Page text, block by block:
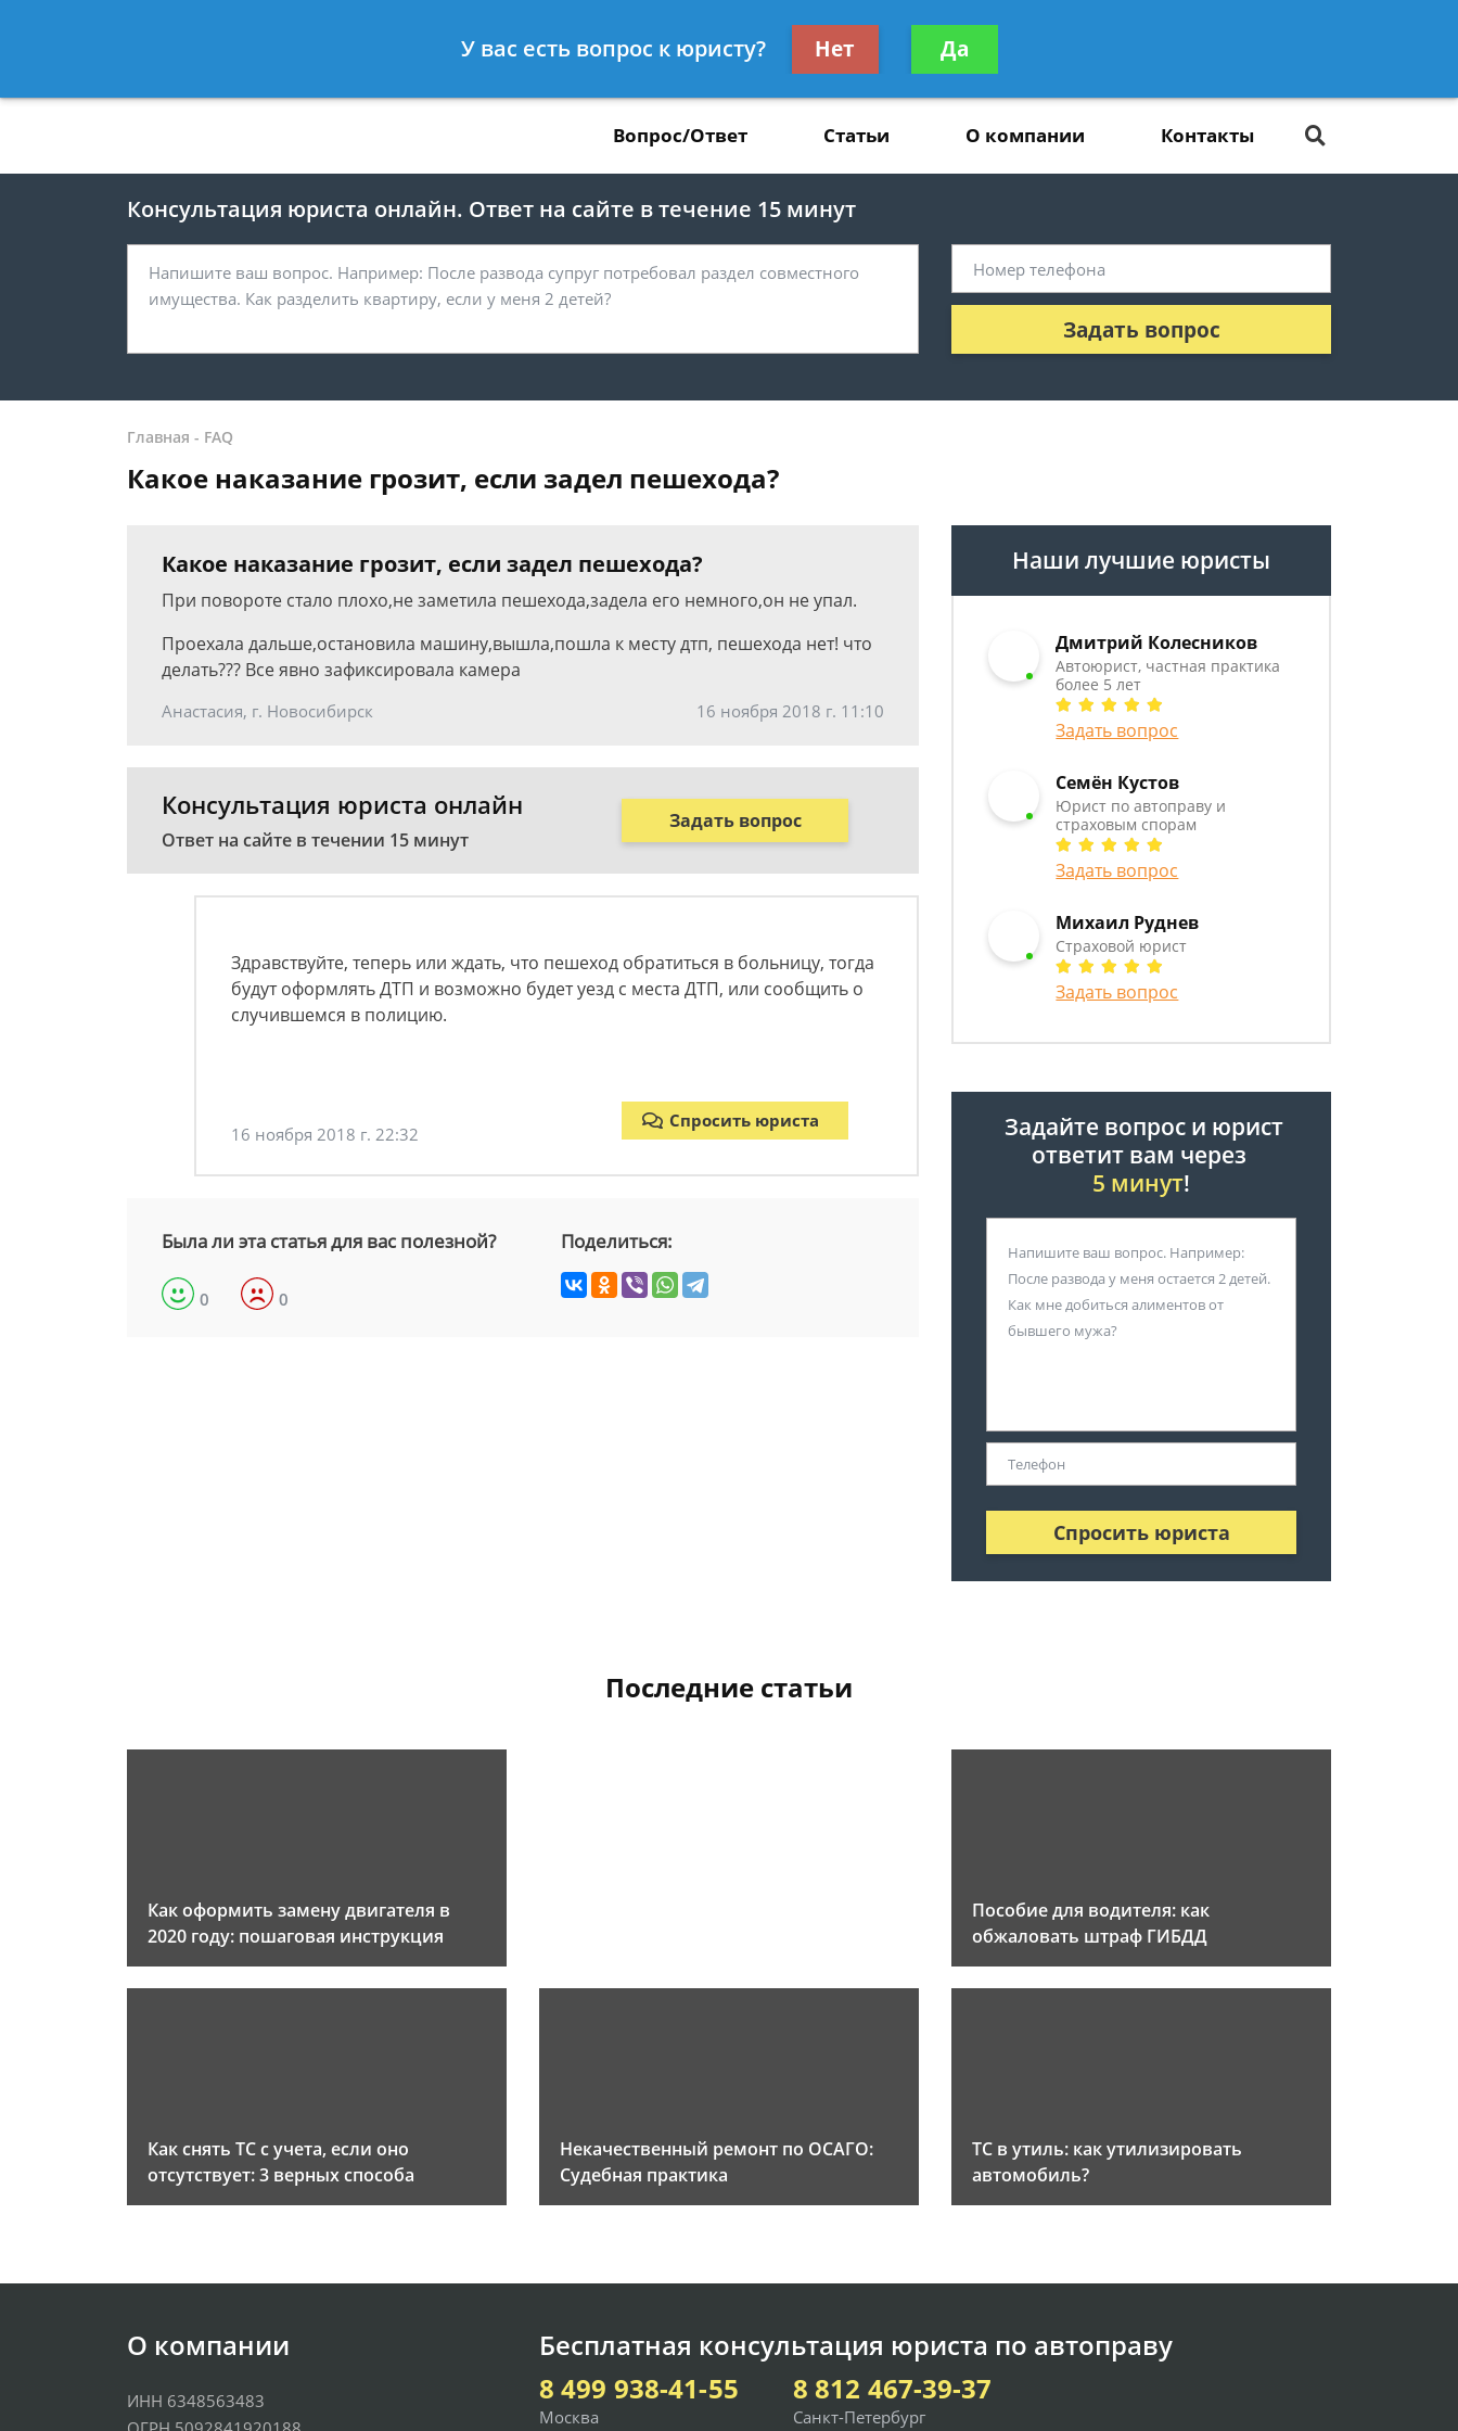
8 812 467-39-37
Получите консультацию
бесплатно
Вопрос/Ответ Статьи О компании Контакты
Консультация юриста онлайн. Ответ на сайте в течение 15 минут
Задать вопрос
Главная - FAQ
Какое наказание грозит, если задел пешехода?
Какое наказание грозит, если задел пешехода?
При повороте стало плохо,не заметила пешехода,задела его немного,он не упал.
Проехала дальше,остановила машину,вышла,пошла к месту дтп, пешехода нет! что
делать??? Все явно зафиксировала камера
Анастасия, г. Новосибирск 16 ноября 2018 г. 11:10
Консультация юриста онлайн
Ответ на сайте в течении 15 минут
Задать вопрос
Здравствуйте, теперь или ждать, что пешеход обратиться в больницу, тогда
будут оформлять ДТП и возможно будет уезд с места ДТП, или сообщить о
случившемся в полицию.
16 ноября 2018 г. 22:32
Спросить юриста
Была ли эта статья для вас полезной?
0 0
Поделиться:
Наши лучшие юристы
Дмитрий Колесников
Автоюрист, частная практика
более 5 лет
Задать вопрос
Семён Кустов
Юрист по автоправу и
страховым спорам
Задать вопрос
Михаил Руднев
Страховой юрист
Задать вопрос
Задайте вопрос и юрист
ответит вам через
5 минут!
Спросить юриста
Последние статьи
Как оформить замену двигателя в
2020 году: пошаговая инструкция
Пособие для водителя: как
обжаловать штраф ГИБДД
Как снять ТС с учета, если оно
отсутствует: 3 верных способа
Некачественный ремонт по ОСАГО:
Судебная практика
ТС в утиль: как утилизировать
автомобиль?
О компании
ИНН 6348563483
Бесплатная консультация юриста по автоправу
8 499 938-41-55
Москва
8 812 467-39-37
Санкт-Петербург
У вас есть вопрос к юристу? Нет Да